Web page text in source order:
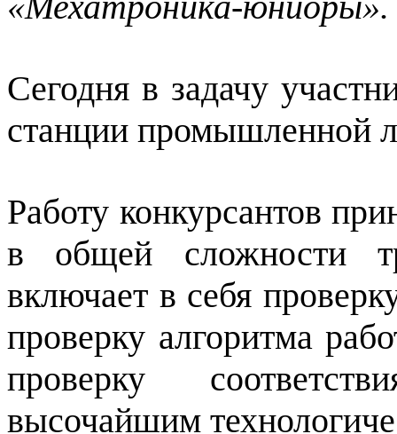
Сегодня в задачу
станции промышленной
Работу конкурсантов
в общей сложности
включает в себя
проверку алгоритма
проверку
высочайшим